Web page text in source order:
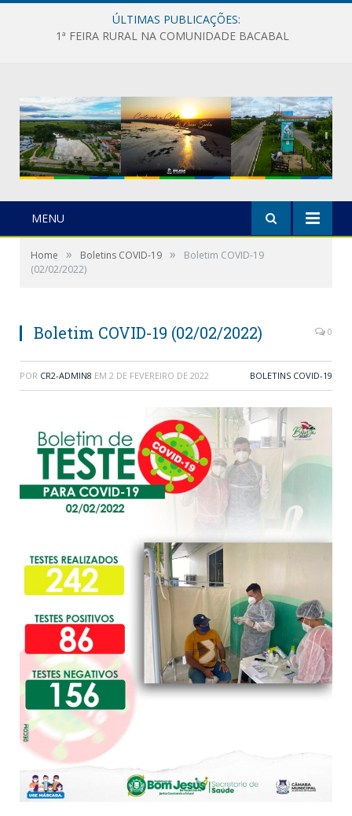
ÚLTIMAS PUBLICAÇÕES:
1ª FEIRA RURAL NA COMUNIDADE BACABAL
MENU
Home » Boletins COVID-19 »
Boletim COVID-19
(02/02/2022)
Boletim COVID-19 (02/02/2022) 0
POR CR2-ADMIN8 EM 2 DE FEVEREIRO DE 2022 BOLETINS COVID-19